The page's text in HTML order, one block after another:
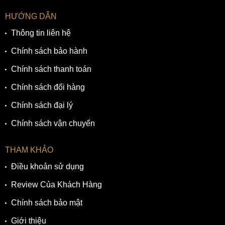
Bộ dây thép không gỉ thiết kế H-link sáng bóng đính đá dọc
tiện dụng cho phái nữ
Ẩn bên trong vẻ ngoài lấp lánh là bộ máy Quartz từ Nhật
Bản. Đây là bộ máy tiện dụng về công năng lẫn kết cấu, thiết
HƯỚNG DẪN
Thông tin liên hệ
Chính sách bảo hành
Chính sách thanh toán
Chính sách đổi hàng
Chính sách đại lý
THAM KHẢO
Điều khoản sử dụng
Review Của Khách Hàng
Chính sách bảo mật